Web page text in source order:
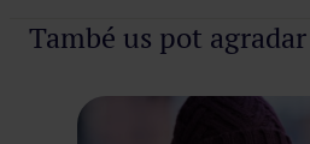
També us pot agradar